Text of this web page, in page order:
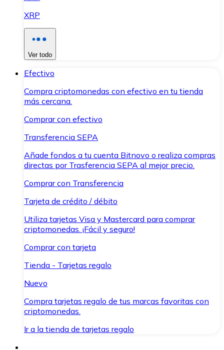
XRP
Ver todo
Efectivo
Compra criptomonedas con efectivo en tu tienda
más cercana.
Comprar con efectivo
Transferencia SEPA
Añade fondos a tu cuenta Bitnovo o realiza compras
directas por Trasferencia SEPA al mejor precio.
Comprar con Transferencia
Tarjeta de crédito / débito
Utiliza tarjetas Visa y Mastercard para comprar
criptomonedas. ¡Fácil y seguro!
Comprar con tarjeta
Tienda - Tarjetas regalo
Nuevo
Compra tarjetas regalo de tus marcas favoritas con
criptomonedas.
Ir a la tienda de tarjetas regalo